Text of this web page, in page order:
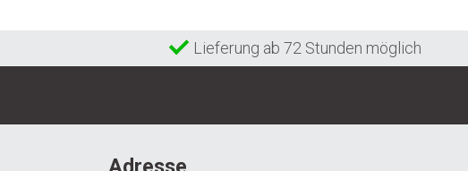
Lieferung ab 72 Stunden möglich